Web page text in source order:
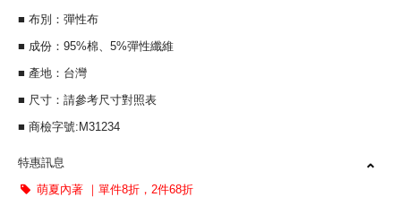
■ 布別：彈性布
■ 成份：95%棉、5%彈性纖維
■ 產地：台灣
■ 尺寸：請參考尺寸對照表
■ 商檢字號:M31234
特惠訊息
萌夏內著 ｜單件8折，2件68折